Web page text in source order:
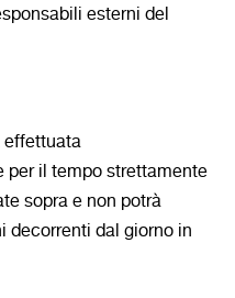
esterni del
effettuata
per il tempo strettamente
sopra e non potrà
decorrenti dal giorno in